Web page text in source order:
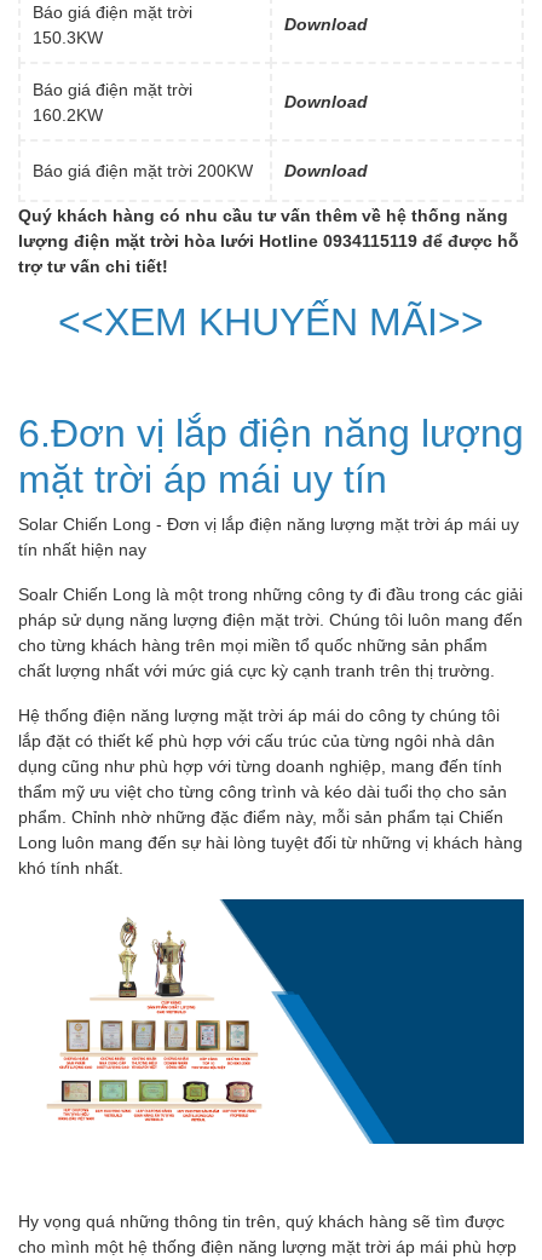
Báo giá điện mặt trời
150.3KW
Download
Báo giá điện mặt trời
160.2KW
Download
Báo giá điện mặt trời 200KW Download
Quý khách hàng có nhu cầu tư vấn thêm về hệ thống năng
lượng điện mặt trời hòa lưới Hotline 0934115119 để được hỗ
trợ tư vấn chi tiết!
<<XEM KHUYẾN MÃI>>
6.Đơn vị lắp điện năng lượng
mặt trời áp mái uy tín
Solar Chiến Long - Đơn vị lắp điện năng lượng mặt trời áp mái uy
tín nhất hiện nay
Soalr Chiến Long là một trong những công ty đi đầu trong các giải
pháp sử dụng năng lượng điện mặt trời. Chúng tôi luôn mang đến
cho từng khách hàng trên mọi miền tổ quốc những sản phẩm
chất lượng nhất với mức giá cực kỳ cạnh tranh trên thị trường.
Hệ thống điện năng lượng mặt trời áp mái do công ty chúng tôi
lắp đặt có thiết kế phù hợp với cấu trúc của từng ngôi nhà dân
dụng cũng như phù hợp với từng doanh nghiệp, mang đến tính
thẩm mỹ ưu việt cho từng công trình và kéo dài tuổi thọ cho sản
phẩm. Chỉnh nhờ những đặc điểm này, mỗi sản phẩm tại Chiến
Long luôn mang đến sự hài lòng tuyệt đối từ những vị khách hàng
khó tính nhất.
Hy vọng quá những thông tin trên, quý khách hàng sẽ tìm được
cho mình một hệ thống điện năng lượng mặt trời áp mái phù hợp